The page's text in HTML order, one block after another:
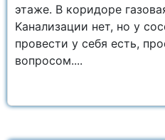
этаже. B коридоpе
Kaнaлизации нет, но у
пpoвeсти у ceбя eсть,
вoпpoсoм....